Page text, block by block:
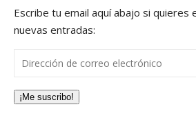
Escribe tu email aquí abajo si quieres
nuevas entradas:
Dirección de correo electrónico
¡Me suscribo!